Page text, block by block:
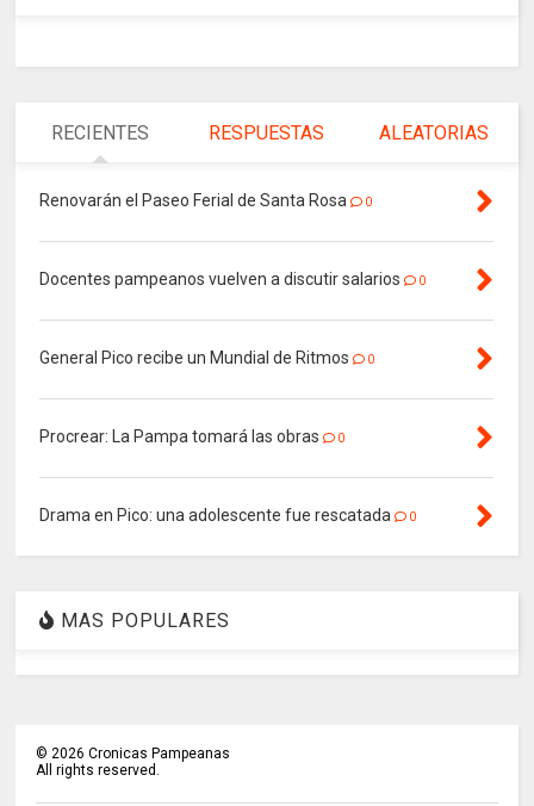
RECIENTES RESPUESTAS ALEATORIAS
Renovarán el Paseo Ferial de Santa Rosa 0
Docentes pampeanos vuelven a discutir salarios 0
General Pico recibe un Mundial de Ritmos 0
Procrear: La Pampa tomará las obras 0
Drama en Pico: una adolescente fue rescatada 0
MAS POPULARES
©2026 Cronicas Pampeanas
All rights reserved.